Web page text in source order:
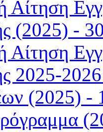
Αίτηση
(2025) -
Αίτηση
2025-
(2025) -